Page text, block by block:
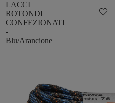
LACCI
ROTONDI
CONFEZIONATI
-
Blu/Arancione